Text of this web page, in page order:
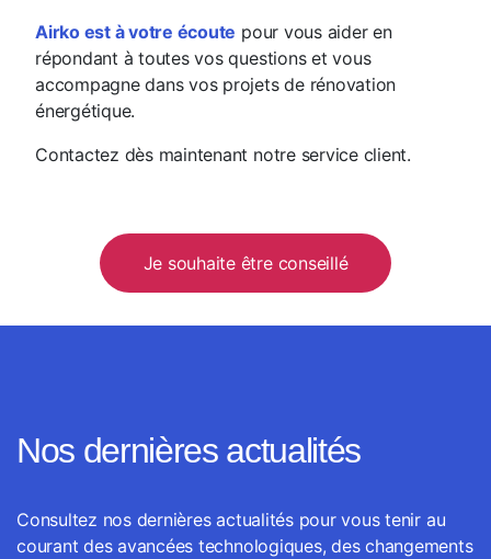
Airko est à votre écoute pour vous aider en
répondant à toutes vos questions et vous
accompagne dans vos projets de rénovation
énergétique.
Contactez dès maintenant notre service client.
Je souhaite être conseillé
Nos dernières actualités
Consultez nos dernières actualités pour vous tenir au
courant des avancées technologiques, des changements